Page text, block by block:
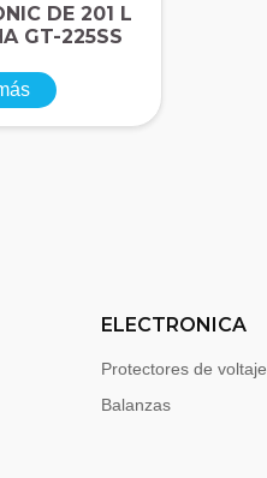
DE 201 L
GT-225SS
ELECTRONICA
Protectores de voltaje
Balanzas